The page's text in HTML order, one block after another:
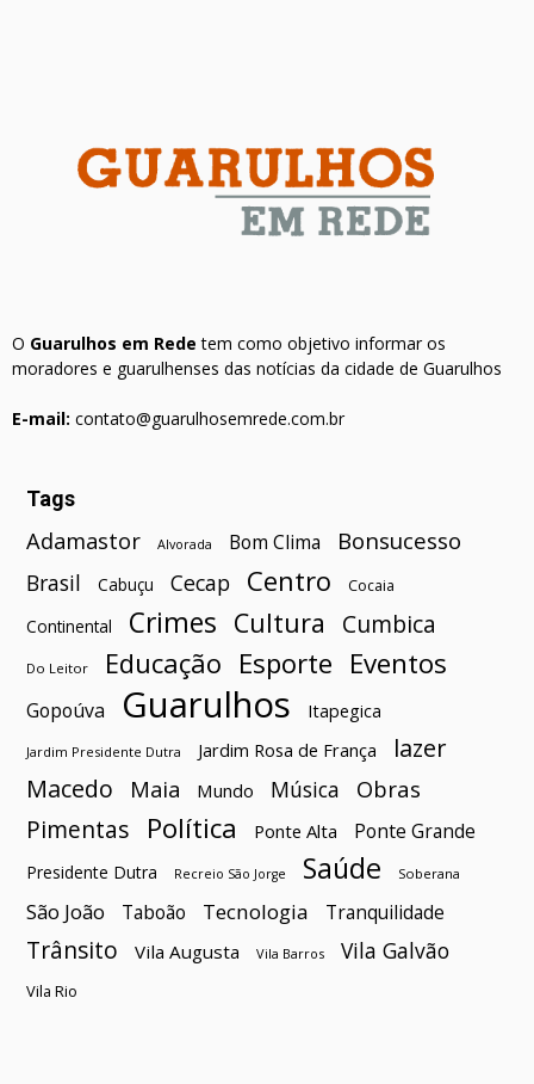
O Guarulhos em Rede tem como objetivo informar os
moradores e guarulhenses das notícias da cidade de Guarulhos
E-mail: contato@guarulhosemrede.com.br
Tags
Adamastor Alvorada Bom Clima Bonsucesso
Brasil Cabuçu Cecap Centro Cocaia
Continental Crimes Cultura Cumbica
Do Leitor Educação Esporte Eventos
Gopoúva Guarulhos Itapegica
Jardim Presidente Dutra Jardim Rosa de França
lazer
Macedo
Maia Mundo Música Obras
Pimentas Política Ponte Alta Ponte Grande
Presidente Dutra Recreio São Jorge Saúde Soberana
São João Taboão Tecnologia Tranquilidade
Trânsito Vila Augusta Vila Barros Vila Galvão
Vila Rio